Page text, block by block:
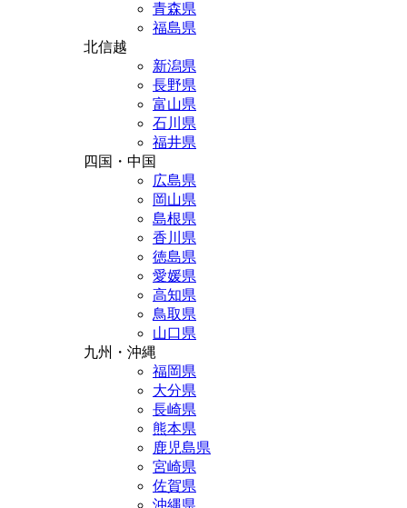
青森県
福島県
北信越
新潟県
長野県
富山県
石川県
福井県
四国・中国
広島県
岡山県
島根県
香川県
徳島県
愛媛県
高知県
鳥取県
山口県
九州・沖縄
福岡県
大分県
長崎県
熊本県
鹿児島県
宮崎県
佐賀県